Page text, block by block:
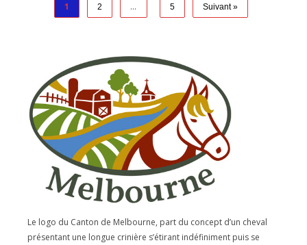
1 2 … 5 Suivant »
Le logo du Canton de Melbourne, part du concept d’un cheval
présentant une longue crinière s’étirant indéfiniment puis se